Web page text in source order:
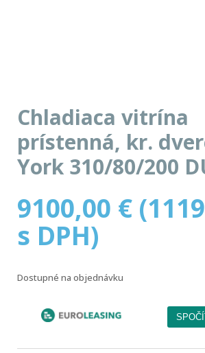
Chladiaca vitrína
prístenná, kr.
York 310/80/200
9100,00 € (
s DPH)
Dostupné na objednávku